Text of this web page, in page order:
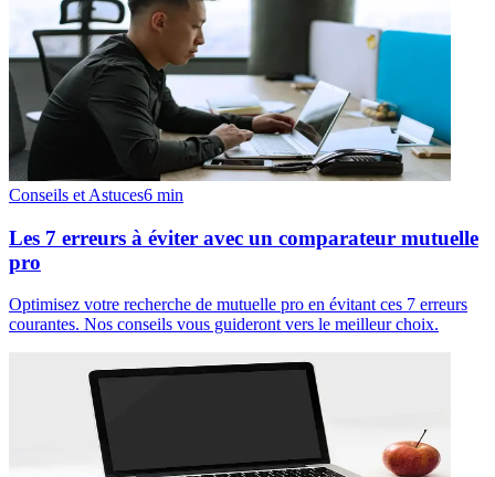
Conseils et Astuces6 min
Les 7 erreurs à éviter avec un comparateur mutuelle
pro
Optimisez votre recherche de mutuelle pro en évitant ces 7 erreurs
courantes. Nos conseils vous guideront vers le meilleur choix.